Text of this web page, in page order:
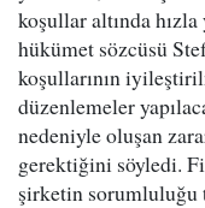
koşullar altında
hükümet sözcüsü
koşullarının
düzenlemeler
nedeniyle oluşan
gerektiğini söyledi.
şirketin sorumluluğu